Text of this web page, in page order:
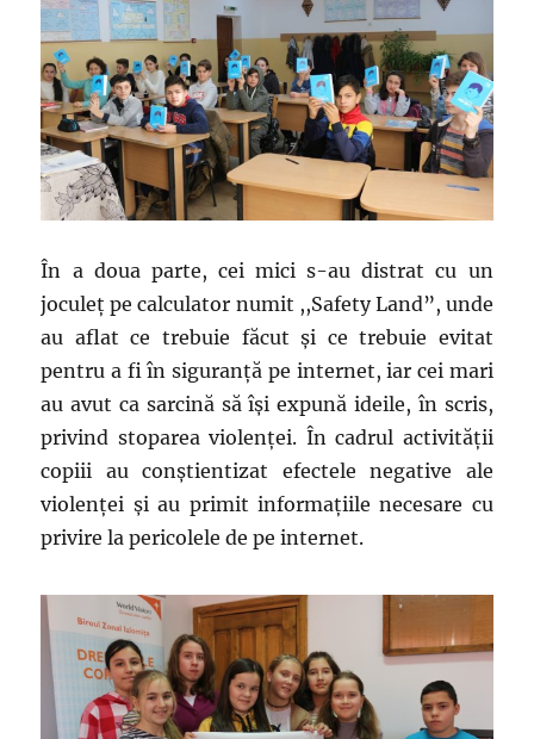
În a doua parte, cei mici s-au distrat cu un
joculeț pe calculator numit ,,Safety Land”, unde
au aflat ce trebuie făcut și ce trebuie evitat
pentru a fi în siguranță pe internet, iar cei mari
au avut ca sarcină să își expună ideile, în scris,
privind stoparea violenței. În cadrul activității
copiii au conștientizat efectele negative ale
violenței și au primit informațiile necesare cu
privire la pericolele de pe internet.